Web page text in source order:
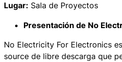
Lugar: Sala de Proyectos
Presentación de No
No Electricity For Electronics
source de libre descarga que